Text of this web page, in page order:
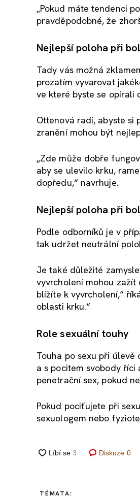
„Pokud máte tendenci
pravděpodobné, že
Nejlepší poloha při
Tady vás možná
prozatím vyvarovat
ve které byste se opírali
Ottenová radí, abyste si
zranění mohou být
„Zde může dobře
aby se ulevilo krku,
dopředu,“ navrhuje.
Nejlepší poloha při
Podle odborníků je v
tak udržet neutrální
Je také důležité
vyvrcholení mohou
blížíte k vyvrcholení,“
oblasti krku.“
Role sexuální touhy
Touha po sexu při
a s pocitem svobody říci
penetrační sex, pokud
Pokud pociťujete při
sexuologem nebo
Diskuze 0
TÉMATA: